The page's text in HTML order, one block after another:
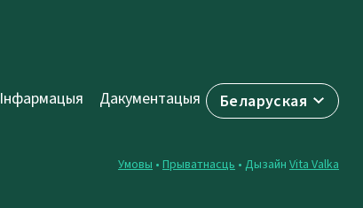
Беларуская
Інфармацыя Дакументацыя
Умовы • Прыватнасць • Дызайн Vita Valka